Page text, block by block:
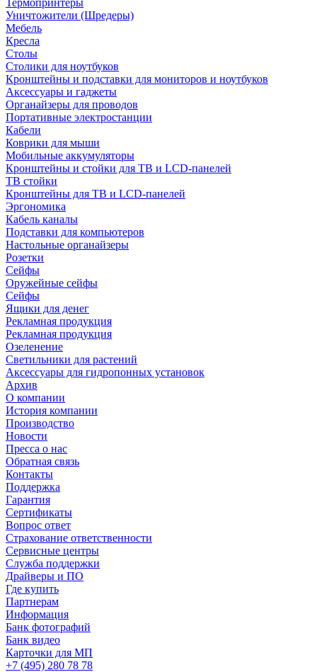
Термопринтеры
Уничтожители (Шредеры)
Мебель
Кресла
Столы
Столики для ноутбуков
Кронштейны и подставки для мониторов и ноутбуков
Аксессуары и гаджеты
Органайзеры для проводов
Портативные электростанции
Кабели
Коврики для мыши
Мобильные аккумуляторы
Кронштейны и стойки для ТВ и LCD-панелей
ТВ стойки
Кронштейны для ТВ и LCD-панелей
Эргономика
Кабель каналы
Подставки для компьютеров
Настольные органайзеры
Розетки
Сейфы
Оружейные сейфы
Сейфы
Ящики для денег
Рекламная продукция
Рекламная продукция
Озеленение
Светильники для растений
Аксессуары для гидропонных установок
Архив
О компании
История компании
Производство
Новости
Пресса о нас
Обратная связь
Контакты
Поддержка
Гарантия
Сертификаты
Вопрос ответ
Страхование ответственности
Сервисные центры
Служба поддержки
Драйверы и ПО
Где купить
Партнерам
Информация
Банк фотографий
Банк видео
Карточки для МП
+7 (495) 280 78 78